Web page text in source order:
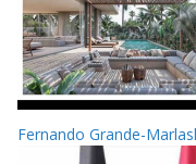
Fernando Grande-